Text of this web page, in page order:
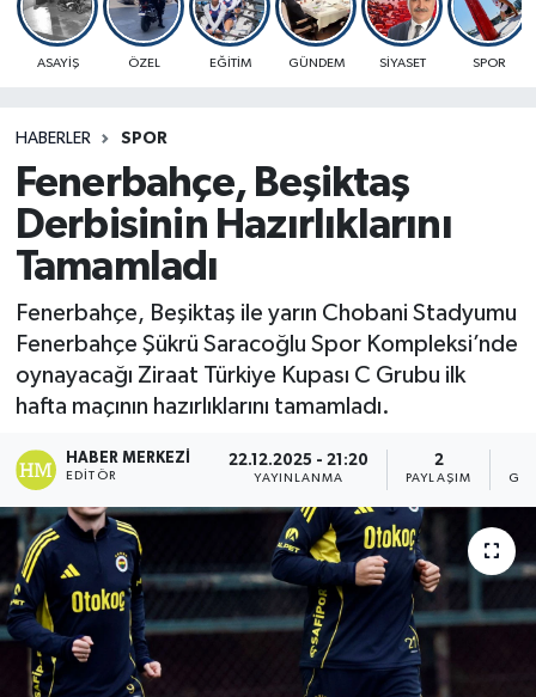
ASAYİŞ ÖZEL EĞİTİM GÜNDEM SİYASET SPOR
HABERLER SPOR
Fenerbahçe, Beşiktaş
Derbisinin Hazırlıklarını
Tamamladı
Fenerbahçe, Beşiktaş ile yarın Chobani Stadyumu
Fenerbahçe Şükrü Saracoğlu Spor Kompleksi’nde
oynayacağı Ziraat Türkiye Kupası C Grubu ilk
hafta maçının hazırlıklarını tamamladı.
HABER MERKEZI
EDITÖR
22.12.2025 - 21:20
YAYINLANMA
2
PAYLAŞIM
Süper Lig Puan Durumu ve Fikstür
Haber Arşivi